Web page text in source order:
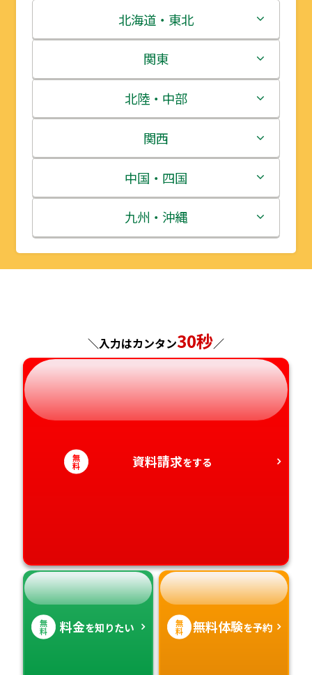
北海道・東北
北海道
青森県
岩手県
宮城県
秋田県
山形県
関東
茨城県
栃木県
群馬県
埼玉県
千葉県
北陸・中部
新潟県
富山県
石川県
福井県
岐阜県
静岡県
関西
三重県
滋賀県
京都府
奈良県
和歌山県
中国・四国
鳥取県
島根県
山口県
徳島県
九州・沖縄
福岡県
熊本県
大分県
＼入力はカンタン30秒／
無
料 資料請求をする
無
料 料金を知りたい 無
料 無料体験を予約